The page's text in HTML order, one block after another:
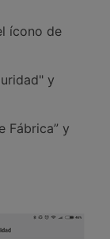
ícono de
y
Fábrica” y